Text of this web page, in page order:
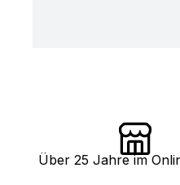
Über 25 Jahre im